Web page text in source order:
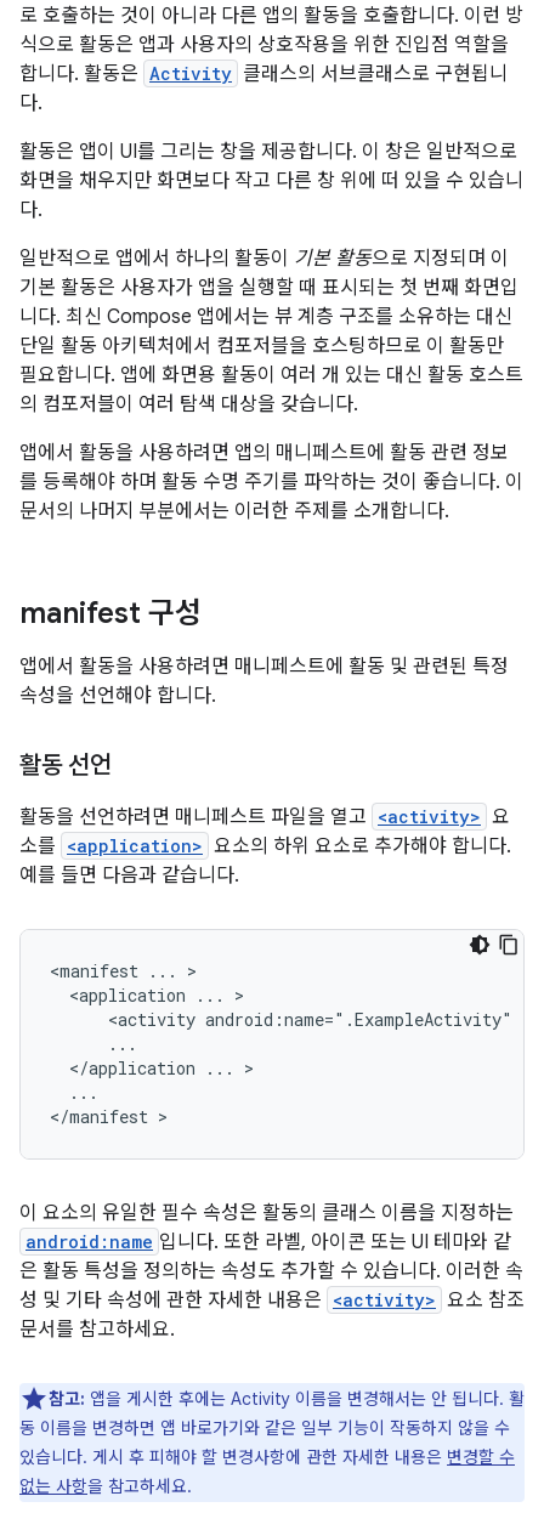
로 호출하는 것이 아니라 다른 앱의 활동을 호출합니다. 이런 방
식으로 활동은 앱과 사용자의 상호작용을 위한 진입점 역할을
합니다. 활동은 Activity 클래스의 서브클래스로 구현됩니
다.
활동은 앱이 UI를 그리는 창을 제공합니다. 이 창은 일반적으로
화면을 채우지만 화면보다 작고 다른 창 위에 떠 있을 수 있습니
다.
일반적으로 앱에서 하나의 활동이 기본 활동으로 지정되며 이
기본 활동은 사용자가 앱을 실행할 때 표시되는 첫 번째 화면입
니다. 최신 Compose 앱에서는 뷰 계층 구조를 소유하는 대신
단일 활동 아키텍처에서 컴포저블을 호스팅하므로 이 활동만
필요합니다. 앱에 화면용 활동이 여러 개 있는 대신 활동 호스트
의 컴포저블이 여러 탐색 대상을 갖습니다.
앱에서 활동을 사용하려면 앱의 매니페스트에 활동 관련 정보
를 등록해야 하며 활동 수명 주기를 파악하는 것이 좋습니다. 이
문서의 나머지 부분에서는 이러한 주제를 소개합니다.
manifest 구성
앱에서 활동을 사용하려면 매니페스트에 활동 및 관련된 특정
속성을 선언해야 합니다.
활동 선언
활동을 선언하려면 매니페스트 파일을 열고 <activity> 요
소를 <application> 요소의 하위 요소로 추가해야 합니다.
예를 들면 다음과 같습니다.
<manifest ...
<application
...
<activity android:name=".ExampleActivity"
</application
...
...
</manifest
이 요소의 유일한 필수 속성은 활동의 클래스 이름을 지정하는
android:name 입니다. 또한 라벨, 아이콘 또는 UI 테마와 같
은 활동 특성을 정의하는 속성도 추가할 수 있습니다. 이러한 속
성 및 기타 속성에 관한 자세한 내용은 <activity> 요소 참조
문서를 참고하세요.
참고: 앱을 게시한 후에는 Activity 이름을 변경해서는 안 됩니다. 활
동 이름을 변경하면 앱 바로가기와 같은 일부 기능이 작동하지 않을 수
있습니다. 게시 후 피해야 할 변경사항에 관한 자세한 내용은 변경할 수
없는 사항을 참고하세요.